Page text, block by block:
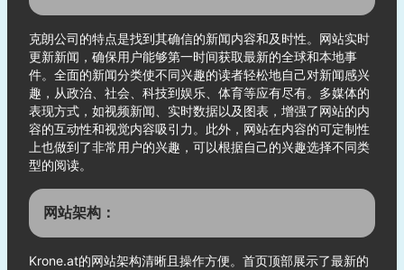
克朗公司的特点是找到其确信的新闻内容和及时性。网站实时
更新新闻，确保用户能够第一时间获取最新的全球和本地事
件。全面的新闻分类使不同兴趣的读者轻松地自己对新闻感兴
趣，从政治、社会、科技到娱乐、体育等应有尽有。多媒体的
表现方式，如视频新闻、实时数据以及图表，增强了网站的内
容的互动性和视觉内容吸引力。此外，网站在内容的可定制性
上也做到了非常用户的兴趣，可以根据自己的兴趣选择不同类
型的阅读。
网站架构：
Krone.at的网站架构清晰且操作方便。首页顶部展示了最新的